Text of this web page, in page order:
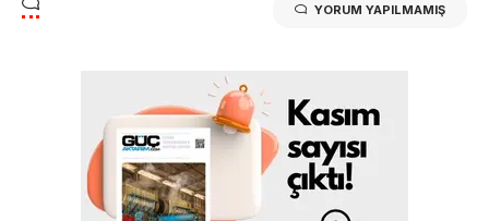
YORUM YAPILMAMIŞ